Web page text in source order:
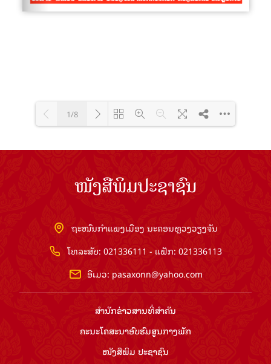
Loading PDF 100% ...
1/8
ໜັງສືພິມປະຊາຊົນ
ຖະໜົນກຳແພງເມືອງ ນະຄອນຫຼວງວຽງຈັນ
ໂທລະສັບ: 021336111 - ແຟັກ: 021336113
ອີເມວ: pasaxonn@yahoo.com
ສຳ​ນັກ​ຂ່າວ​ສານ​ທີ່​ສຳ​ຄັນ​
ຄະນະໂຄສະນາອົບຮົມ​ສູນ​ກາງ​ພັກ
ໜັງສືພິມ ປະ​ຊາ​ຊົນ